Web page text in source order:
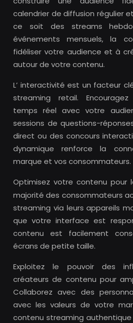
calendrier de diffusion régulier
ce soit des streams
événements mensuels, la
fidéliser votre audience et à
autour de votre contenu.
L’ interactivité est un facteur
streaming retail.
temps réel avec votre
sessions de questions-
direct ou des concours
dynamique renforce la
marque et vos consommateurs.
Optimisez votre contenu pour
majorité des consommateurs
streaming via leurs appareils
que votre interface est
contenu est facilement
écrans de petite taille.
Exploitez le pouvoir des
créateurs de contenu pour
Collaborez avec des
avec les valeurs de votre
contenu streaming